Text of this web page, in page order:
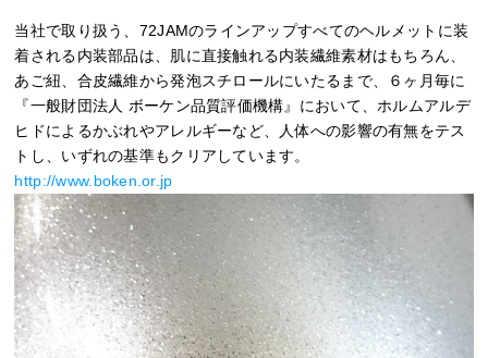
当社で取り扱う、72JAMのラインアップすべてのヘルメットに装
着される内装部品は、肌に直接触れる内装繊維素材はもちろん、
あご紐、合皮繊維から発泡スチロールにいたるまで、６ヶ月毎に
『一般財団法人 ボーケン品質評価機構』において、ホルムアルデ
ヒドによるかぶれやアレルギーなど、人体への影響の有無をテス
トし、いずれの基準もクリアしています。
http://www.boken.or.jp